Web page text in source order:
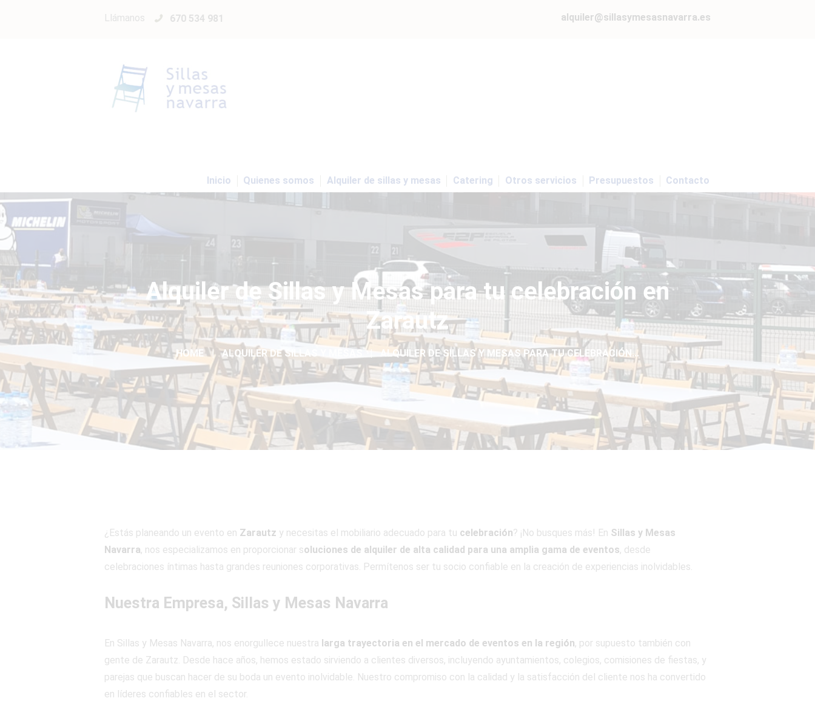
Llámanos 670 534 981 alquiler@sillasymesasnavarra.es
Inicio Quienes somos Alquiler de sillas y mesas Catering Otros servicios Presupuestos Contacto
Alquiler de Sillas y Mesas para tu celebración en
Zarautz
HOME ALQUILER DE SILLAS Y MESAS ALQUILER DE SILLAS Y MESAS PARA TU CELEBRACIÓN...
¿Estás planeando un evento en Zarautz y necesitas el mobiliario adecuado para tu celebración? ¡No busques más! En Sillas y Mesas
Navarra, nos especializamos en proporcionar soluciones de alquiler de alta calidad para una amplia gama de eventos, desde
celebraciones íntimas hasta grandes reuniones corporativas. Permítenos ser tu socio confiable en la creación de experiencias inolvidables.
Nuestra Empresa, Sillas y Mesas Navarra
En Sillas y Mesas Navarra, nos enorgullece nuestra larga trayectoria en el mercado de eventos en la región, por supuesto también con
gente de Zarautz. Desde hace años, hemos estado sirviendo a clientes diversos, incluyendo ayuntamientos, colegios, comisiones de fiestas, y
parejas que buscan hacer de su boda un evento inolvidable. Nuestro compromiso con la calidad y la satisfacción del cliente nos ha convertido
en líderes confiables en el sector.